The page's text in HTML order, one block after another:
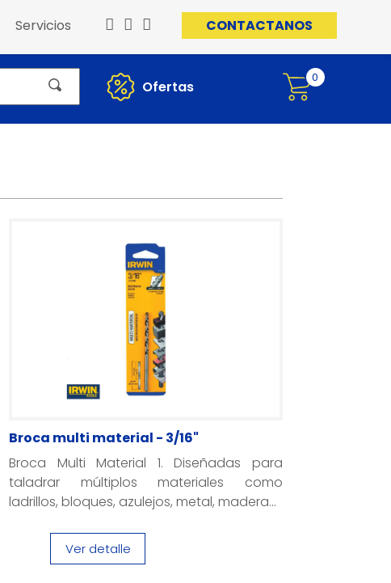
Servicios CONTACTANOS
Ofertas
0
Broca multi material - 3/16"
Broca Multi Material 1. Diseñadas para
taladrar múltiplos materiales como
ladrillos, bloques, azulejos, metal, madera...
Ver detalle